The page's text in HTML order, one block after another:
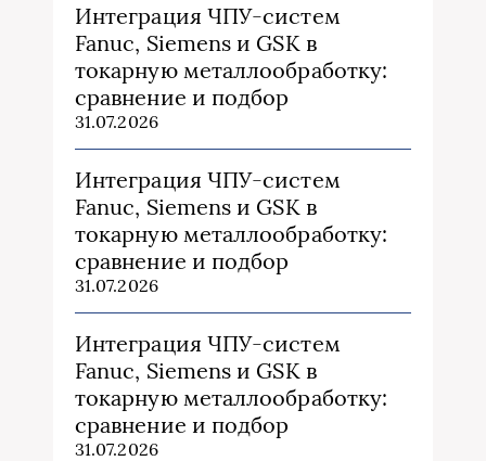
Интеграция ЧПУ-систем
Fanuc, Siemens и GSK в
токарную металлообработку:
сравнение и подбор
31.07.2026
Интеграция ЧПУ-систем
Fanuc, Siemens и GSK в
токарную металлообработку:
сравнение и подбор
31.07.2026
Интеграция ЧПУ-систем
Fanuc, Siemens и GSK в
токарную металлообработку:
сравнение и подбор
31.07.2026